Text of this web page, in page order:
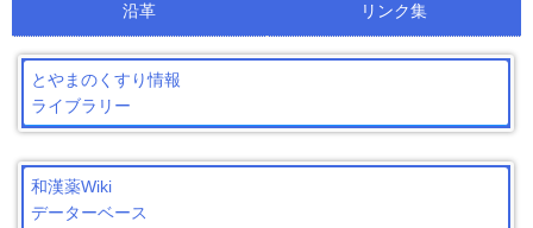
沿革 リンク集
とやまのくすり情報
ライブラリー
和漢薬Wiki
データーベース